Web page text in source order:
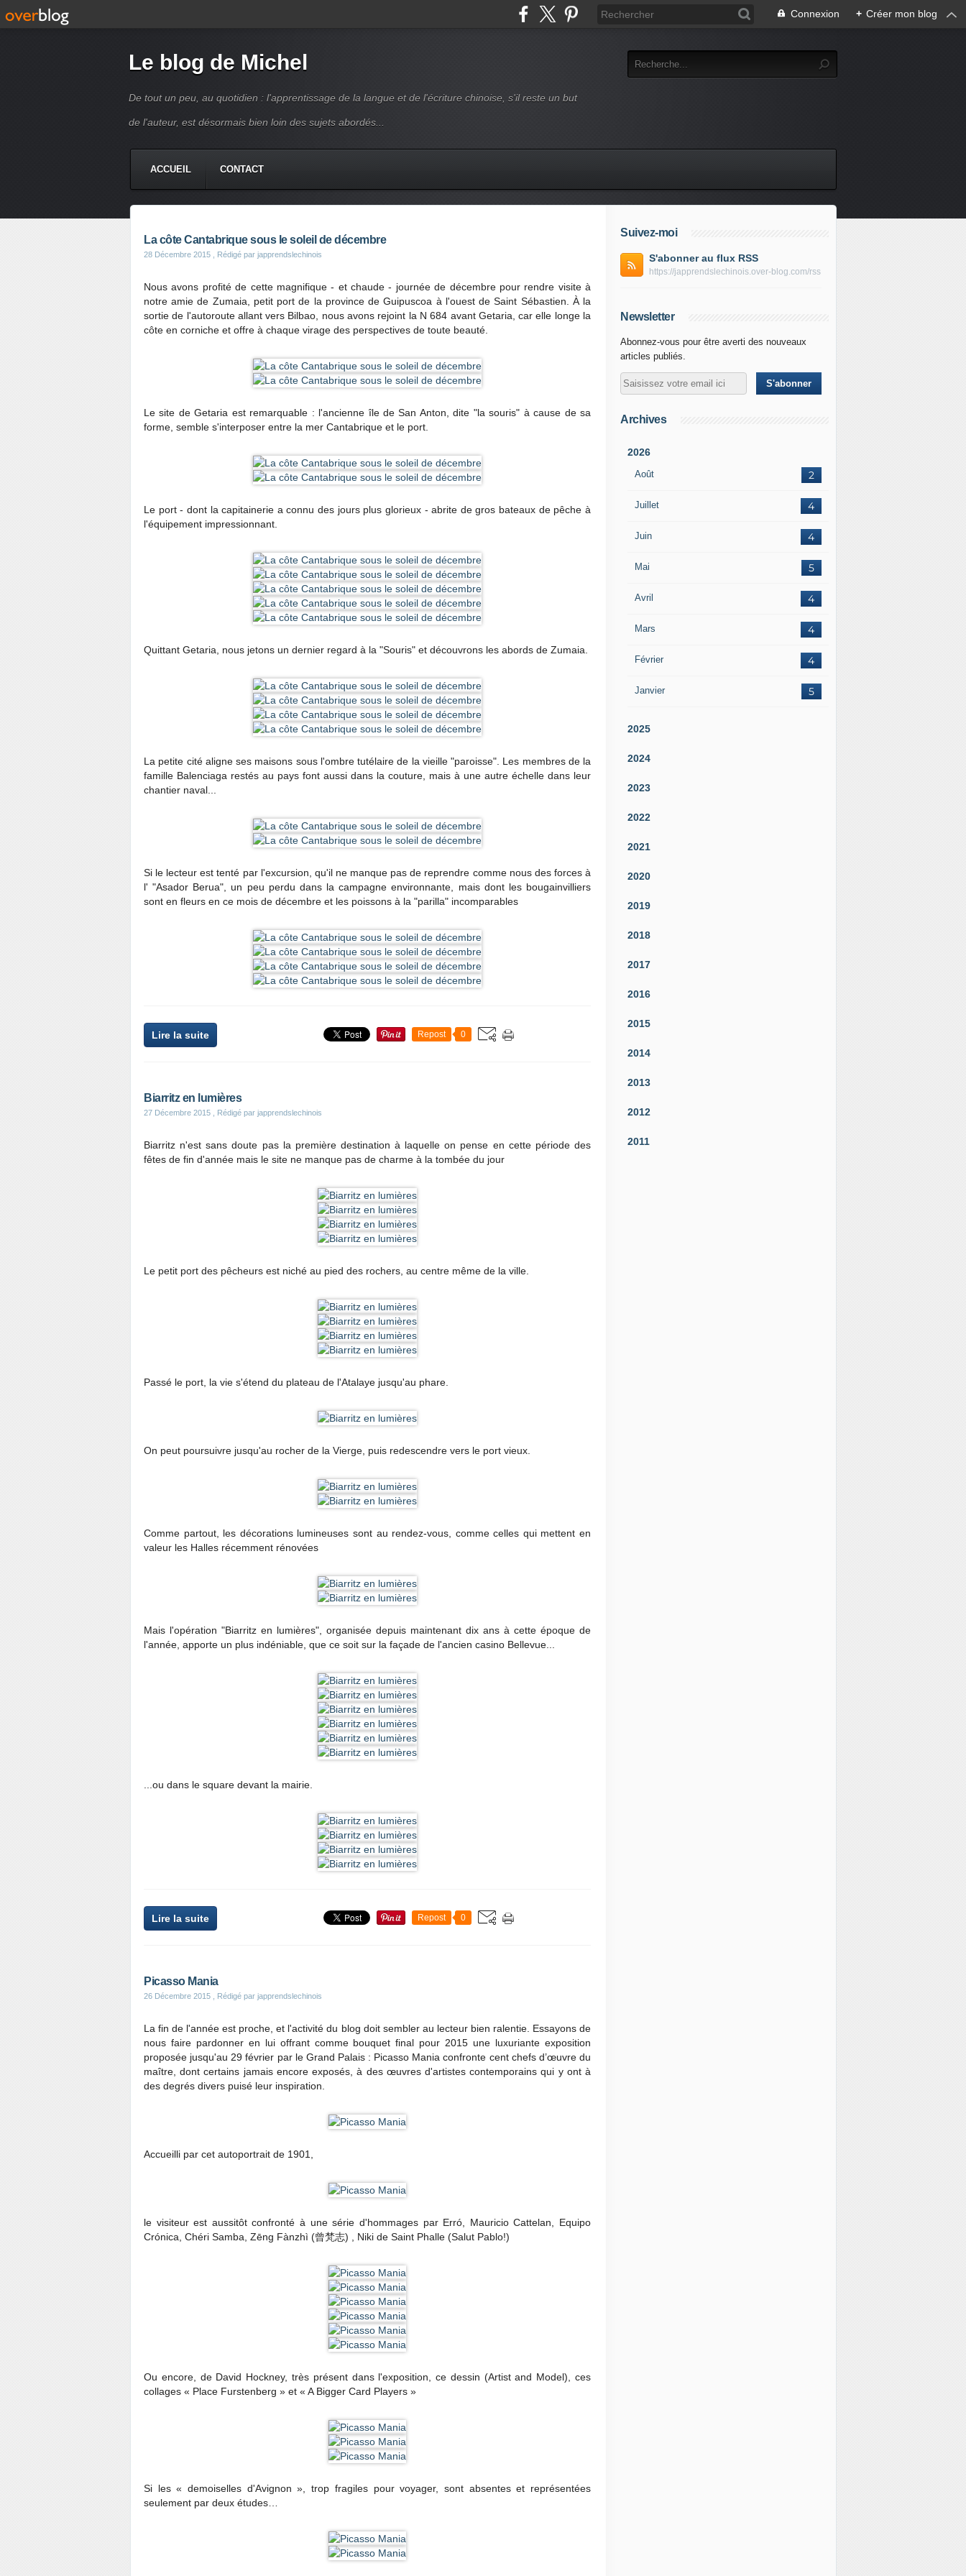
Connexion + Créer mon blog
Le blog de Michel
De tout un peu, au quotidien : l'apprentissage de la langue et de l'écriture chinoise, s'il reste un but
de l'auteur, est désormais bien loin des sujets abordés...
ACCUEIL CONTACT
La côte Cantabrique sous le soleil de décembre
28 Décembre 2015 , Rédigé par japprendslechinois
Nous avons profité de cette magnifique - et chaude - journée de décembre pour rendre visite à
notre amie de Zumaia, petit port de la province de Guipuscoa à l'ouest de Saint Sébastien. À la
sortie de l'autoroute allant vers Bilbao, nous avons rejoint la N 684 avant Getaria, car elle longe la
côte en corniche et offre à chaque virage des perspectives de toute beauté.
Le site de Getaria est remarquable : l'ancienne île de San Anton, dite "la souris" à cause de sa
forme, semble s'interposer entre la mer Cantabrique et le port.
Le port - dont la capitainerie a connu des jours plus glorieux - abrite de gros bateaux de pêche à
l'équipement impressionnant.
Quittant Getaria, nous jetons un dernier regard à la "Souris" et découvrons les abords de Zumaia.
La petite cité aligne ses maisons sous l'ombre tutélaire de la vieille "paroisse". Les membres de la
famille Balenciaga restés au pays font aussi dans la couture, mais à une autre échelle dans leur
chantier naval...
Si le lecteur est tenté par l'excursion, qu'il ne manque pas de reprendre comme nous des forces à
l' "Asador Berua", un peu perdu dans la campagne environnante, mais dont les bougainvilliers
sont en fleurs en ce mois de décembre et les poissons à la "parilla" incomparables
Lire la suite Repost 0
Biarritz en lumières
27 Décembre 2015 , Rédigé par japprendslechinois
Biarritz n'est sans doute pas la première destination à laquelle on pense en cette période des
fêtes de fin d'année mais le site ne manque pas de charme à la tombée du jour
Le petit port des pêcheurs est niché au pied des rochers, au centre même de la ville.
Passé le port, la vie s'étend du plateau de l'Atalaye jusqu'au phare.
On peut poursuivre jusqu'au rocher de la Vierge, puis redescendre vers le port vieux.
Comme partout, les décorations lumineuses sont au rendez-vous, comme celles qui mettent en
valeur les Halles récemment rénovées
Mais l'opération "Biarritz en lumières", organisée depuis maintenant dix ans à cette époque de
l'année, apporte un plus indéniable, que ce soit sur la façade de l'ancien casino Bellevue...
...ou dans le square devant la mairie.
Lire la suite Repost 0
Picasso Mania
26 Décembre 2015 , Rédigé par japprendslechinois
La fin de l'année est proche, et l'activité du blog doit sembler au lecteur bien ralentie. Essayons de
nous faire pardonner en lui offrant comme bouquet final pour 2015 une luxuriante exposition
proposée jusqu'au 29 février par le Grand Palais : Picasso Mania confronte cent chefs d’œuvre du
maître, dont certains jamais encore exposés, à des œuvres d'artistes contemporains qui y ont à
des degrés divers puisé leur inspiration.
Accueilli par cet autoportrait de 1901,
le visiteur est aussitôt confronté à une série d'hommages par Erró, Mauricio Cattelan, Equipo
Crónica, Chéri Samba, Zēng Fànzhì (曾梵志) , Niki de Saint Phalle (Salut Pablo!)
Ou encore, de David Hockney, très présent dans l'exposition, ce dessin (Artist and Model), ces
collages « Place Furstenberg » et « A Bigger Card Players »
Si les « demoiselles d'Avignon », trop fragiles pour voyager, sont absentes et représentées
seulement par deux études…
Suivez-moi
S'abonner au flux RSS
https://japprendslechinois.over-blog.com/rss
Newsletter
Abonnez-vous pour être averti des nouveaux
articles publiés.
Archives
2026
Août 2
Juillet 4
Juin 4
Mai 5
Avril 4
Mars 4
Février 4
Janvier 5
2025
2024
2023
2022
2021
2020
2019
2018
2017
2016
2015
2014
2013
2012
2011